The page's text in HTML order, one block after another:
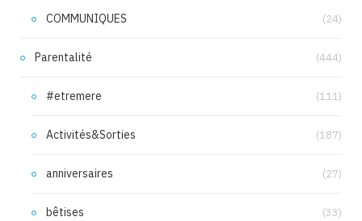
COMMUNIQUES (24)
Parentalité (444)
#etremere (111)
Activités&Sorties (187)
anniversaires (27)
bêtises (33)